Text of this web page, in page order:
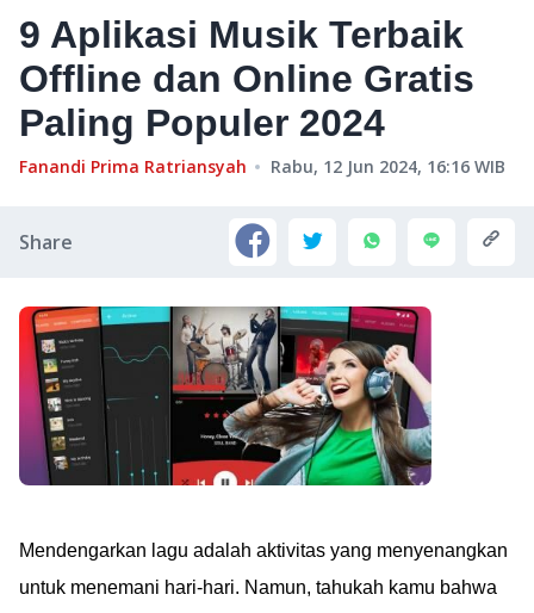
9 Aplikasi Musik Terbaik
Offline dan Online Gratis
Paling Populer 2024
Fanandi Prima Ratriansyah Rabu, 12 Jun 2024, 16:16 WIB
Share
Mendengarkan lagu adalah aktivitas yang menyenangkan
untuk menemani hari-hari. Namun, tahukah kamu bahwa